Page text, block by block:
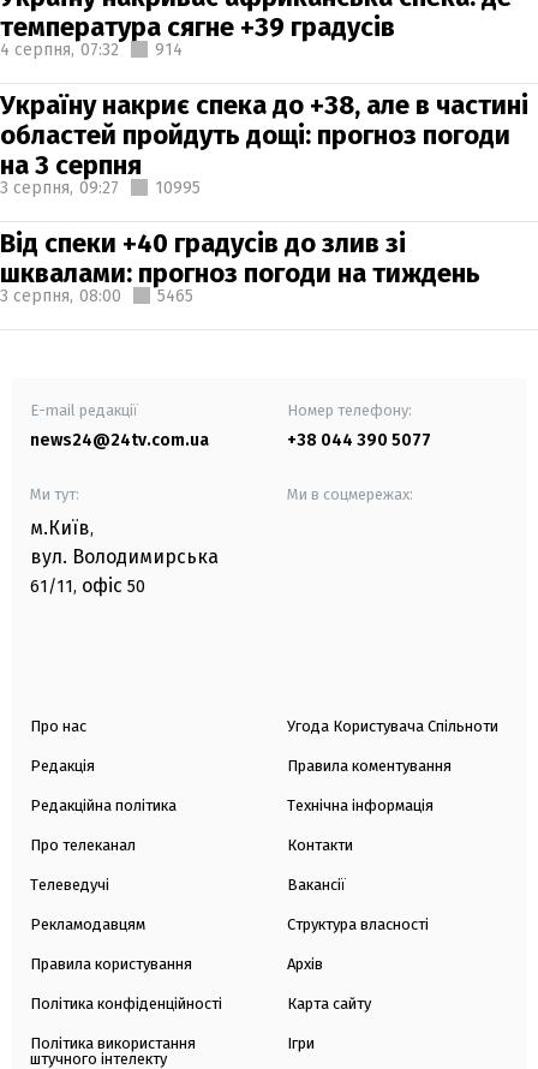
температура сягне +39 градусів
4 серпня, 07:32 914
Україну накриє спека до +38, але в частині
областей пройдуть дощі: прогноз погоди
на 3 серпня
3 серпня, 09:27 10995
Від спеки +40 градусів до злив зі
шквалами: прогноз погоди на тиждень
3 серпня, 08:00 5465
E-mail редакції
news24@24tv.com.ua
Номер телефону:
+38 044 390 5077
Ми тут:
м.Київ,
вул. Володимирська
61/11, офіс 50
Ми в соцмережах:
Про нас
Редакція
Редакційна політика
Про телеканал
Телеведучі
Рекламодавцям
Правила користування
Політика конфіденційності
Політика використання
штучного інтелекту
Угода Користувача Спільноти
Правила коментування
Технічна інформація
Контакти
Вакансії
Структура власності
Архів
Карта сайту
Ігри